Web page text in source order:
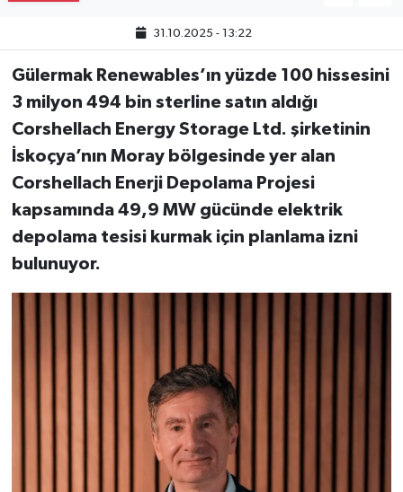
31.10.2025 - 13:22
Gülermak Renewables’ın yüzde 100 hissesini
3 milyon 494 bin sterline satın aldığı
Corshellach Energy Storage Ltd. şirketinin
İskoçya’nın Moray bölgesinde yer alan
Corshellach Enerji Depolama Projesi
kapsamında 49,9 MW gücünde elektrik
depolama tesisi kurmak için planlama izni
bulunuyor.